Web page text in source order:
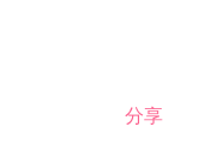
分享